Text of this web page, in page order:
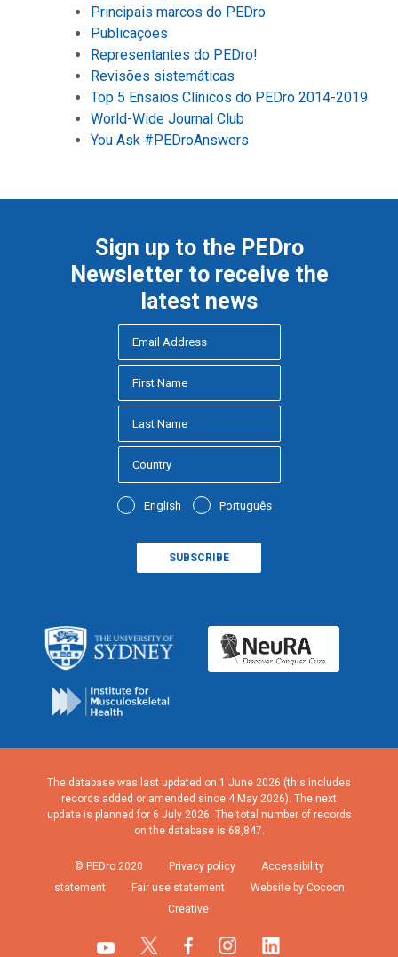
Principais marcos do PEDro
Publicações
Representantes do PEDro!
Revisões sistemáticas
Top 5 Ensaios Clínicos do PEDro 2014-2019
World-Wide Journal Club
You Ask #PEDroAnswers
Sign up to the PEDro
Newsletter to receive the
latest news
English Português
The database was last updated on 1 June 2026 (this includes
records added or amended since 4 May 2026). The next
update is planned for 6 July 2026. The total number of records
on the database is 68,847.
© PEDro 2020 Privacy policy
Accessibility
statement
Fair use statement
Website by Cocoon
Creative